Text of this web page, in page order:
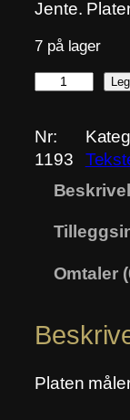
Jente.
7 på lager
b
y
G
t
Nr:
1193
Omtaler
Platen